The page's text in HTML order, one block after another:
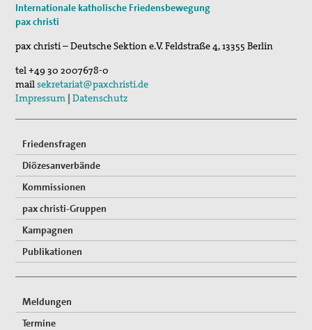
Sommerferien-Friedensliedersingen
Fahrradpilgertour 2026
05. Sep 2026
Musik für den Frieden
Internationale katholische Friedensbewegung
pax christi
pax christi – Deutsche Sektion e.V.Feldstraße 4,13355 Berlin
tel+49 30 2007678-0
mailsekretariat@paxchristi.de
Impressum |Datenschutz
Friedensfragen
Diözesanverbände
Kommissionen
pax christi-Gruppen
Kampagnen
Publikationen
Meldungen
Termine